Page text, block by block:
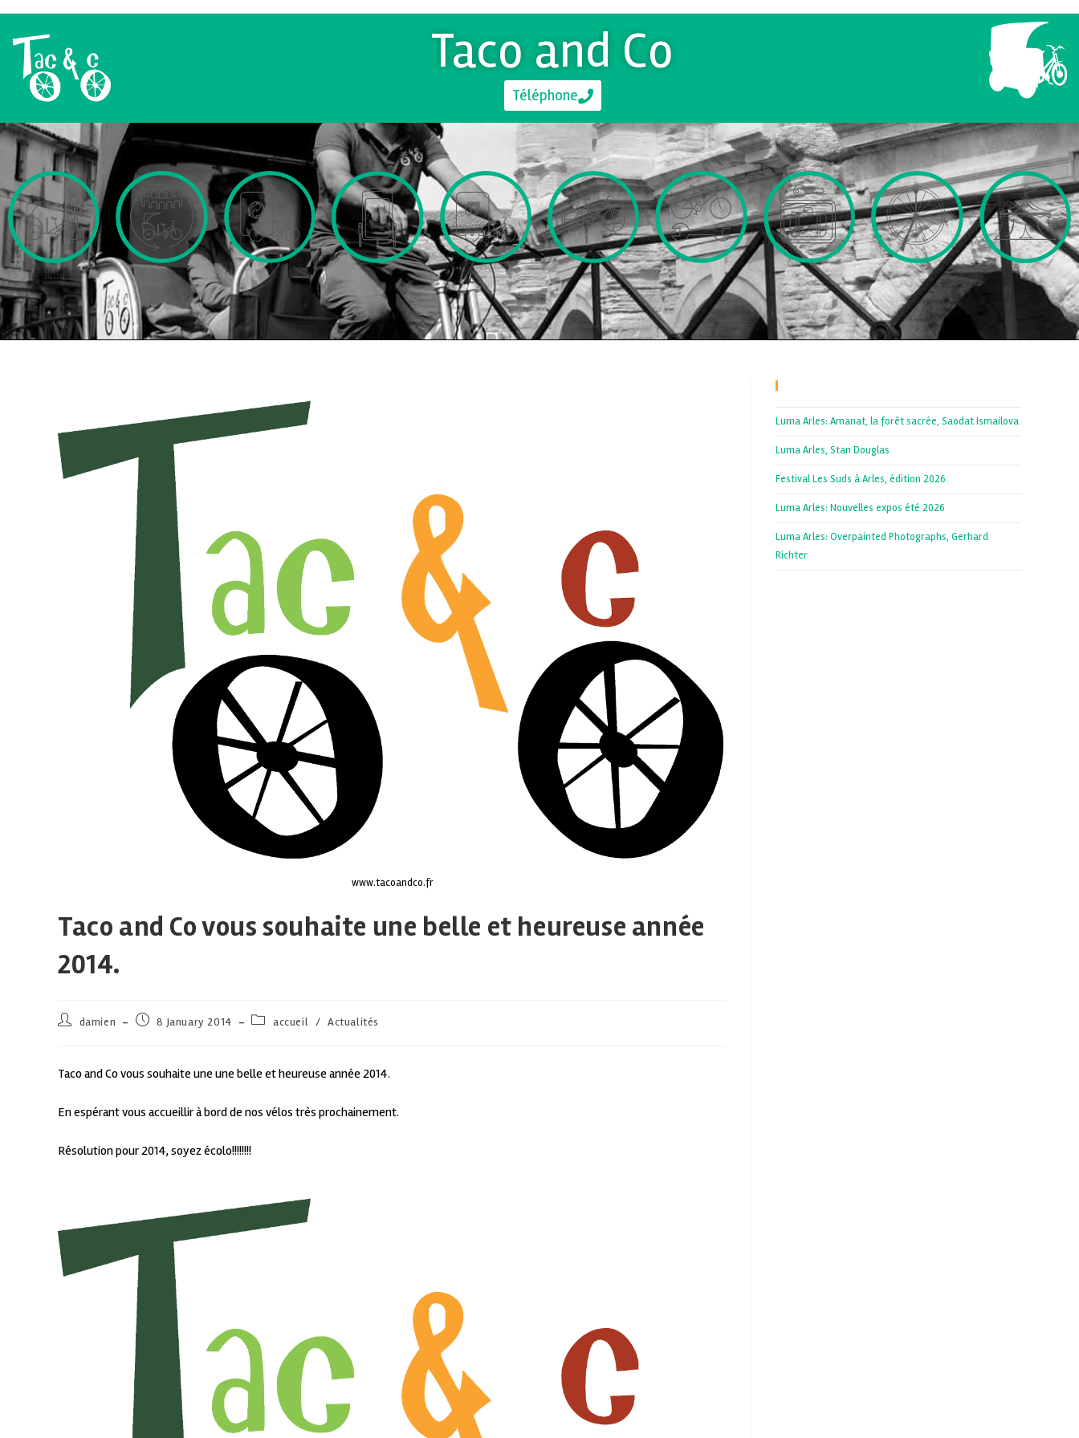
Taco and Co
Téléphone
www.tacoandco.fr
Taco and Co vous souhaite une belle et heureuse année
2014.
damien 8 January 2014 accueil / Actualités
Taco and Co vous souhaite une une belle et heureuse année 2014.
En espérant vous accueillir à bord de nos vélos très prochainement.
Résolution pour 2014, soyez écolo!!!!!!!!
Luma Arles: Amanat, la forêt sacrée, Saodat Ismailova
Luma Arles, Stan Douglas
Festival Les Suds à Arles, édition 2026
Luma Arles: Nouvelles expos été 2026
Luma Arles: Overpainted Photographs, Gerhard
Richter